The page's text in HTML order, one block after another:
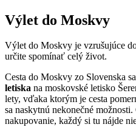
Výlet do Moskvy
Výlet do Moskvy je vzrušujúce
určite spomínať celý život.
Cesta do Moskvy zo Slovenska
letiska na moskovské letisko
lety, vďaka ktorým je cesta
sa naskytnú nekonečné
nakupovanie, každý si tu nájde